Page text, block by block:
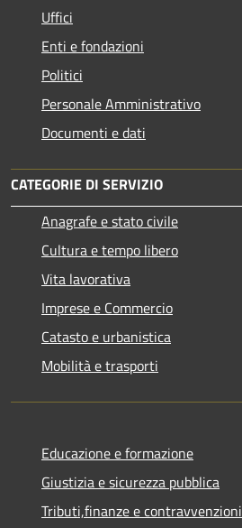
Uffici
Enti e fondazioni
Politici
Personale Amministrativo
Documenti e dati
CATEGORIE DI SERVIZIO
Anagrafe e stato civile
Cultura e tempo libero
Vita lavorativa
Imprese e Commercio
Catasto e urbanistica
Mobilità e trasporti
Educazione e formazione
Giustizia e sicurezza pubblica
Tributi,finanze e contravvenzioni